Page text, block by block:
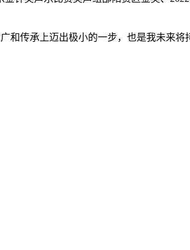
传承上迈出极小的一步，也是我未来将